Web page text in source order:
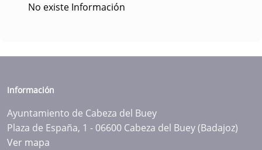
No existe Información
Información
Ayuntamiento de Cabeza del Buey
Plaza de España, 1 - 06600 Cabeza del Buey (Badajoz)
Ver mapa